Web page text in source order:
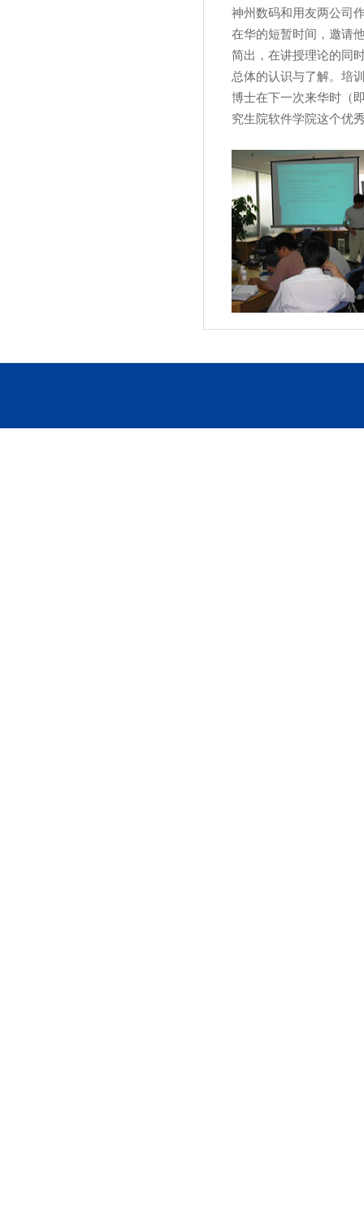
神州数码和用友两公司
在华的短暂时间，邀请
简出，在讲授理论的同
总体的认识与了解。培
博士在下一次来华时（
究生院软件学院这个优